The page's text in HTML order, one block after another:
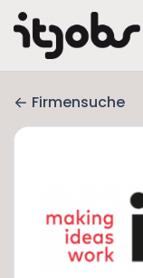
Firmensuche